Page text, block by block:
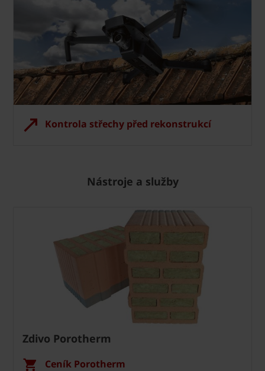
Kontrola střechy před rekonstrukcí
Nástroje a služby
Zdivo Porotherm
Ceník Porotherm